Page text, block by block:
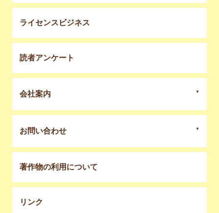
ライセンスビジネス
読者アンケート
会社案内
お問い合わせ
著作物の利用について
リンク